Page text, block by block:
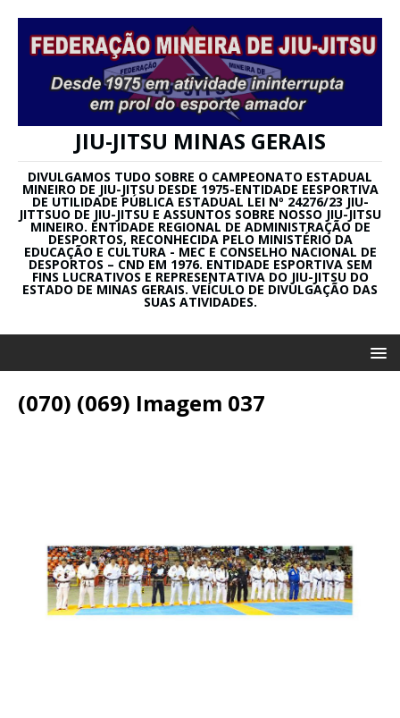
JIU-JITSU MINAS GERAIS
DIVULGAMOS TUDO SOBRE O CAMPEONATO ESTADUAL
MINEIRO DE JIU-JITSU DESDE 1975-ENTIDADE EESPORTIVA
DE UTILIDADE PÚBLICA ESTADUAL LEI Nº 24276/23 JIU-
JITTSUO DE JIU-JITSU E ASSUNTOS SOBRE NOSSO JIU-JITSU
MINEIRO. ENTIDADE REGIONAL DE ADMINISTRAÇÃO DE
DESPORTOS, RECONHECIDA PELO MINISTÉRIO DA
EDUCAÇÃO E CULTURA - MEC E CONSELHO NACIONAL DE
DESPORTOS – CND EM 1976. ENTIDADE ESPORTIVA SEM
FINS LUCRATIVOS E REPRESENTATIVA DO JIU-JITSU DO
ESTADO DE MINAS GERAIS. VEÍCULO DE DIVULGAÇÃO DAS
SUAS ATIVIDADES.
(070) (069) Imagem 037